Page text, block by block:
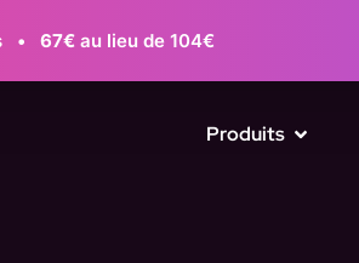
Produits
• 67€ au lieu de 104€